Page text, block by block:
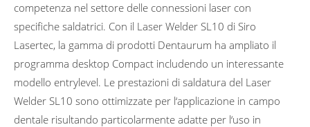
competenza nel settore delle connessioni laser con
specifiche saldatrici. Con il Laser Welder SL10 di Siro
Lasertec, la gamma di prodotti Dentaurum ha ampliato il
programma desktop Compact includendo un interessante
modello entrylevel. Le prestazioni di saldatura del Laser
Welder SL10 sono ottimizzate per l‘applicazione in campo
dentale risultando particolarmente adatte per l‘uso in